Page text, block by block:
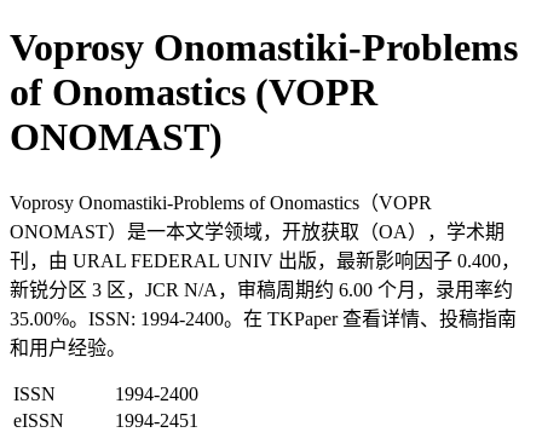
Voprosy Onomastiki-Problems
of Onomastics (VOPR
ONOMAST)
Voprosy Onomastiki-Problems of Onomastics（VOPR
ONOMAST）是一本文学领域，开放获取（OA），学术期
刊，由 URAL FEDERAL UNIV 出版，最新影响因子 0.400，
新锐分区 3 区，JCR N/A，审稿周期约 6.00 个月，录用率约
35.00%。ISSN: 1994-2400。在 TKPaper 查看详情、投稿指南
和用户经验。
ISSN
1994-2400
eISSN
1994-2451